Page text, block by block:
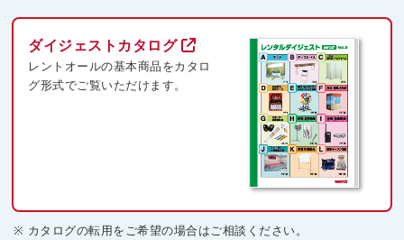
ダイジェストカタログ
レントオールの基本商品をカタロ
グ形式でご覧いただけます。
カタログの転用をご希望の場合はご相談ください。